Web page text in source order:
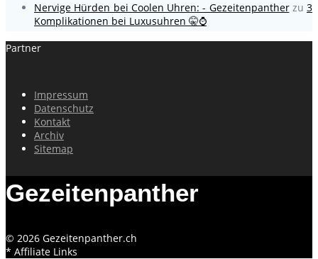
Nervige Hürden bei Coolen Uhren: - Gezeitenpantherzu 3
Komplikationen bei Luxusuhren 🤫⌚
Partner
Impressum
Datenschutz
Kontakt
Archiv
Sitemap
Gezeitenpanther
© 2026 Gezeitenpanther.ch
* Affiliate Links